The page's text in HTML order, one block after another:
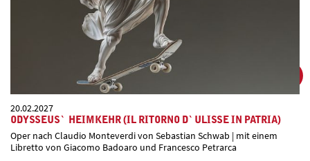
20.02.2027
ODYSSEUS` HEIMKEHR (IL RITORNO D`ULISSE IN PATRIA)
Oper nach Claudio Monteverdi von Sebastian Schwab | mit einem
Libretto von Giacomo Badoaro und Francesco Petrarca